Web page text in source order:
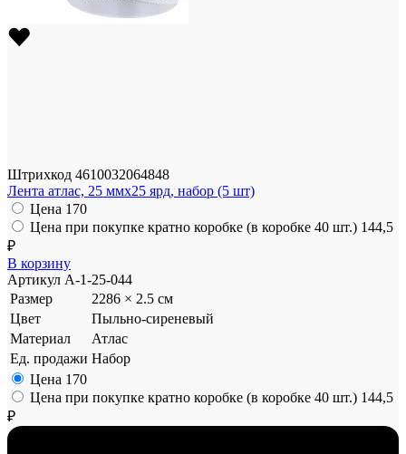
Штрихкод 4610032064848
Лента атлас, 25 ммx25 ярд, набор (5 шт)
Цена 170
Цена при покупке кратно коробке (в коробке 40 шт.) 144,5
₽
В корзину
Артикул A-1-25-044
Размер
2286 × 2.5 см
Цвет
Пыльно-сиреневый
Материал
Атлас
Ед. продажи Набор
Цена 170
Цена при покупке кратно коробке (в коробке 40 шт.) 144,5
₽